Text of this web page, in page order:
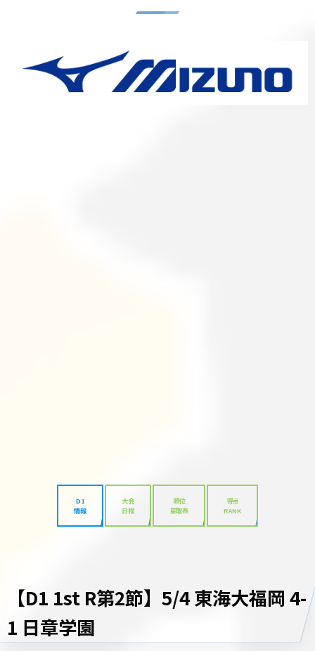
D1
情報
大会
日程
順位
星取表
得点
RANK
【D1 1st R第2節】5/4 東海大福岡 4-
1 日章学園